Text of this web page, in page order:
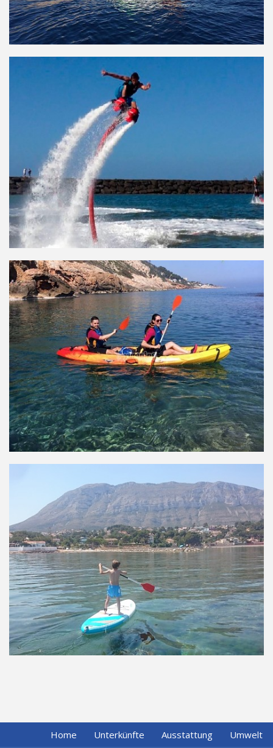
Home Unterkünfte Ausstattung Umwelt